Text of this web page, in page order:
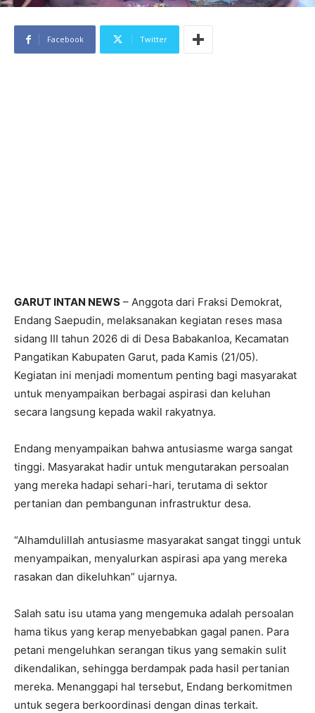
Facebook Twitter
GARUT INTAN NEWS – Anggota dari Fraksi Demokrat,
Endang Saepudin, melaksanakan kegiatan reses masa
sidang III tahun 2026 di di Desa Babakanloa, Kecamatan
Pangatikan Kabupaten Garut, pada Kamis (21/05).
Kegiatan ini menjadi momentum penting bagi masyarakat
untuk menyampaikan berbagai aspirasi dan keluhan
secara langsung kepada wakil rakyatnya.
Endang menyampaikan bahwa antusiasme warga sangat
tinggi. Masyarakat hadir untuk mengutarakan persoalan
yang mereka hadapi sehari-hari, terutama di sektor
pertanian dan pembangunan infrastruktur desa.
“Alhamdulillah antusiasme masyarakat sangat tinggi untuk
menyampaikan, menyalurkan aspirasi apa yang mereka
rasakan dan dikeluhkan” ujarnya.
Salah satu isu utama yang mengemuka adalah persoalan
hama tikus yang kerap menyebabkan gagal panen. Para
petani mengeluhkan serangan tikus yang semakin sulit
dikendalikan, sehingga berdampak pada hasil pertanian
mereka. Menanggapi hal tersebut, Endang berkomitmen
untuk segera berkoordinasi dengan dinas terkait.